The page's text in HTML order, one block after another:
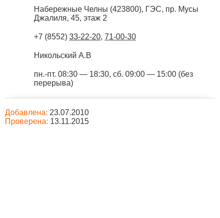
Набережные Челны (423800), ГЭС, пр. Мусы
Джалиля, 45, этаж 2
+7 (8552) 33-22-20, 71-00-30
Никольский А.В
пн.-пт. 08:30 — 18:30, сб. 09:00 — 15:00 (без
перерыва)
Добавлена: 23.07.2010
Проверена: 13.11.2015